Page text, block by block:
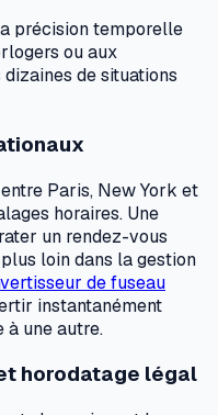
précision temporelle
ou aux
de situations
Paris, New York et
horaires. Une
un rendez-vous
loin dans la gestion
de fuseau
instantanément
à une autre.
horodatage légal